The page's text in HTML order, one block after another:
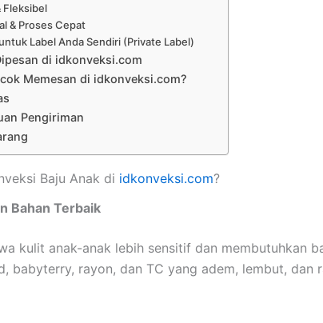
Fleksibel
& Proses Cepat
Label Anda Sendiri (Private Label)
di idkonveksi.com
Memesan di idkonveksi.com?
Pengiriman
Baju Anak di idkonveksi.com?
Bahan Terbaik
kulit anak-anak lebih sensitif dan membutuhkan
babyterry, rayon, dan TC yang adem, lembut, dan